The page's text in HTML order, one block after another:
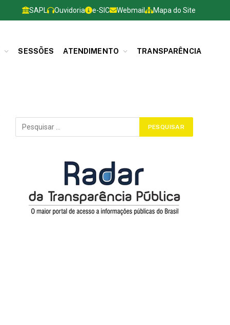
SAPL Ouvidoria e-SIC Webmail Mapa do Site
SESSÕES ATENDIMENTO TRANSPARÊNCIA